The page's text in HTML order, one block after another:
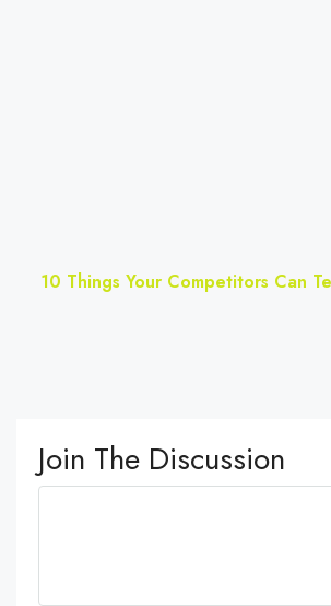
10 Things Your Competitors Can
Join The Discussion